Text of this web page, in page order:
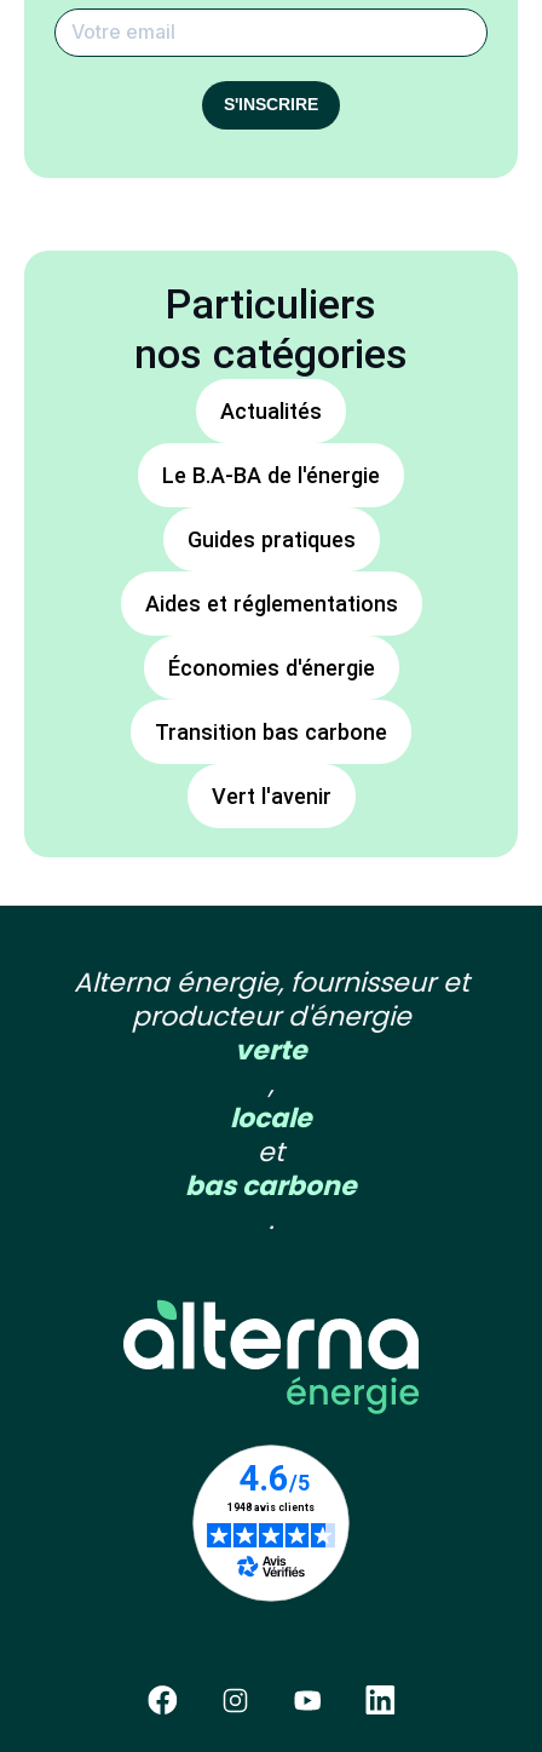
S'INSCRIRE
Particuliers
nos catégories
Actualités
Le B.A-BA de l'énergie
Guides pratiques
Aides et réglementations
Économies d'énergie
Transition bas carbone
Vert l'avenir
Alterna énergie, fournisseur et
producteur d'énergie
verte
,
locale
et
bas carbone
.